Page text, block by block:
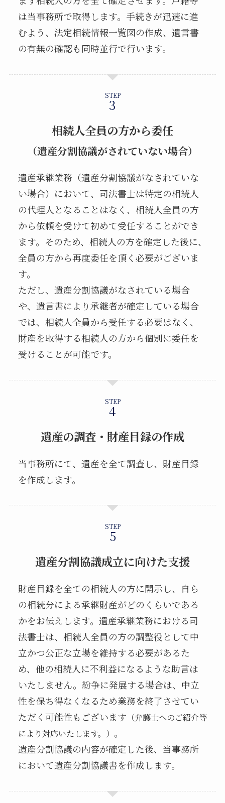
は当事務所で取得します。手続きが迅速に進
むよう、法定相続情報一覧図の作成、遺言書
の有無の確認も同時並行で行います。
STEP
相続人全員の方から委任
（遺産分割協議がされていない場合）
遺産承継業務（遺産分割協議がなされていな
い場合）において、司法書士は特定の相続人
の代理人となることはなく、相続人全員の方
から依頼を受けて初めて受任することができ
ます。そのため、相続人の方を確定した後に、
全員の方から再度委任を頂く必要がございま
す。
ただし、遺産分割協議がなされている場合
や、遺言書により承継者が確定している場合
では、相続人全員から受任する必要はなく、
財産を取得する相続人の方から個別に委任を
受けることが可能です。
STEP
遺産の調査・財産目録の作成
当事務所にて、遺産を全て調査し、財産目録
を作成します。
STEP
遺産分割協議成立に向けた支援
財産目録を全ての相続人の方に開示し、自ら
の相続分による承継財産がどのくらいである
かをお伝えします。遺産承継業務における司
法書士は、相続人全員の方の調整役として中
立かつ公正な立場を維持する必要があるた
め、他の相続人に不利益になるような助言は
いたしません。紛争に発展する場合は、中立
性を保ち得なくなるため業務を終了させてい
ただく可能性もございます （弁護士へのご紹介等
により対応いたします。） 。
遺産分割協議の内容が確定した後、当事務所
において遺産分割協議書を作成します。